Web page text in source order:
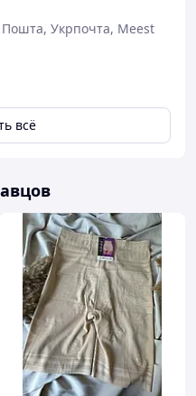
Укрпочта, Meest
всё